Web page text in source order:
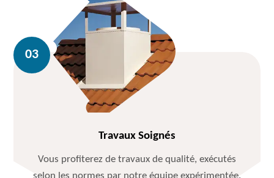
Travaux Soignés
Vous profiterez de travaux de qualité, exécutés
selon les normes par notre équipe expérimentée.